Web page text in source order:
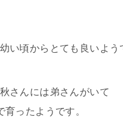
い頃からとても良いよう
さんには弟さんがいて
育ったようです。